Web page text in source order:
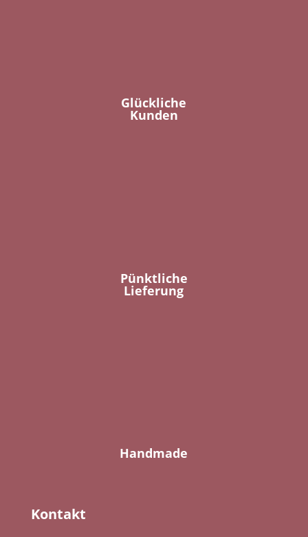
Glückliche
Kunden
Pünktliche
Lieferung
Handmade
Kontakt